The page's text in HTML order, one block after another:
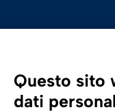
Questo sito
dati